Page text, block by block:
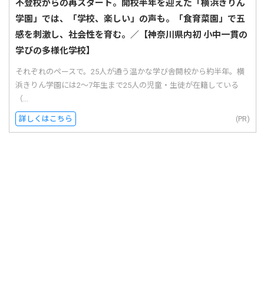
不登校からの再スタート。開校半年を迎えた「横浜きりん
学園」では、「学校、楽しい」の声も。「食育菜園」で五
感を刺激し、社会性を育む。／【神奈川県内初 小中一貫の
学びの多様化学校】
それぞれのペースで。25人が通う温かな学び舎開校から約半年。横
浜きりん学園には2〜7年生まで25人の児童・生徒が在籍している
（...
詳しくはこちら (PR)